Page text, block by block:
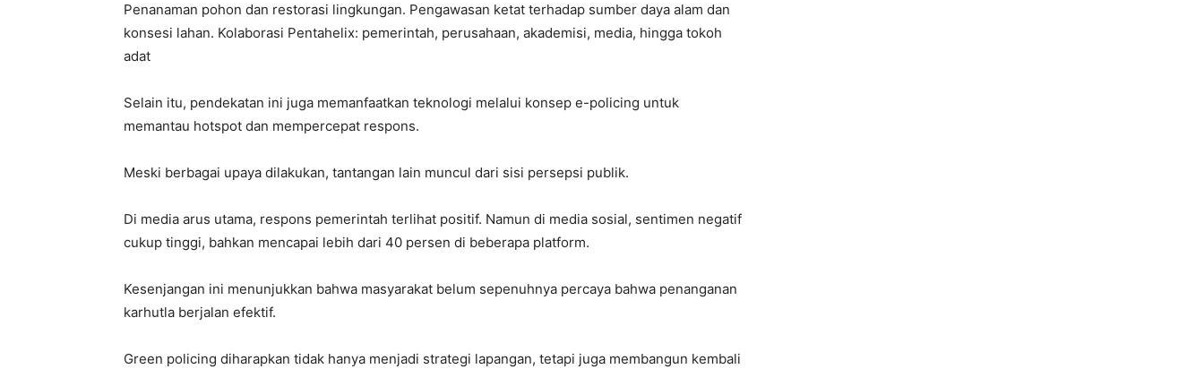
Penanaman pohon dan restorasi lingkungan. Pengawasan ketat terhadap sumber daya alam dan
konsesi lahan. Kolaborasi Pentahelix: pemerintah, perusahaan, akademisi, media, hingga tokoh
adat
Selain itu, pendekatan ini juga memanfaatkan teknologi melalui konsep e-policing untuk
memantau hotspot dan mempercepat respons.
Meski berbagai upaya dilakukan, tantangan lain muncul dari sisi persepsi publik.
Di media arus utama, respons pemerintah terlihat positif. Namun di media sosial, sentimen negatif
cukup tinggi, bahkan mencapai lebih dari 40 persen di beberapa platform.
Kesenjangan ini menunjukkan bahwa masyarakat belum sepenuhnya percaya bahwa penanganan
karhutla berjalan efektif.
Green policing diharapkan tidak hanya menjadi strategi lapangan, tetapi juga membangun kembali